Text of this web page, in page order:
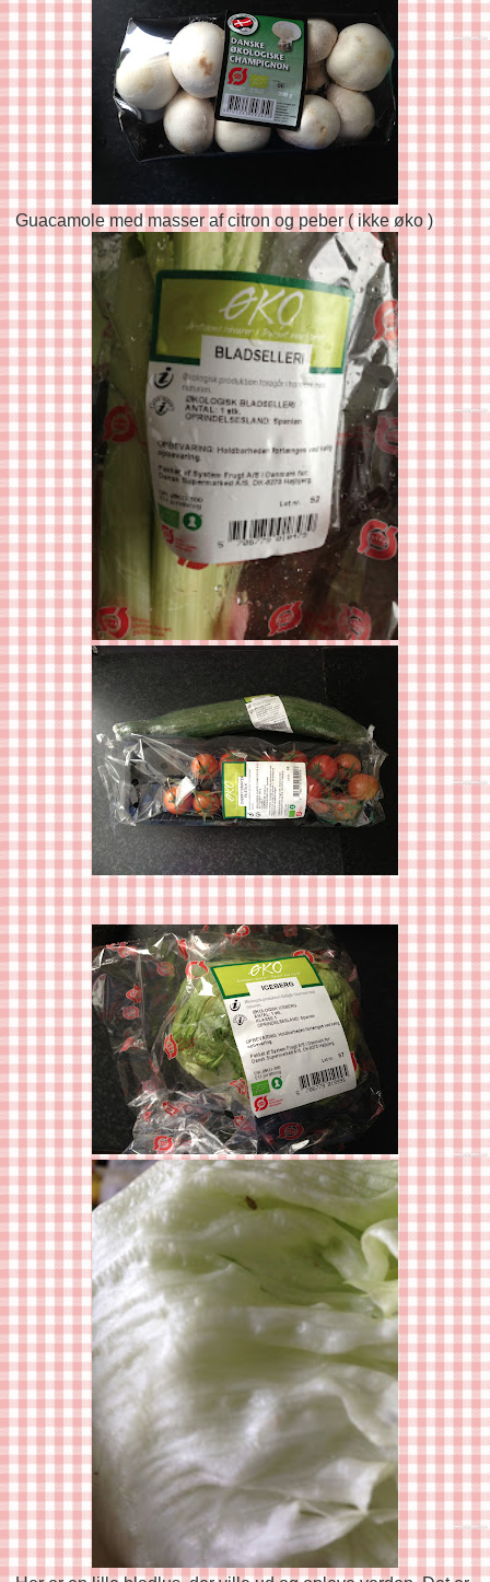
Guacamole med masser af citron og peber ( ikke øko )